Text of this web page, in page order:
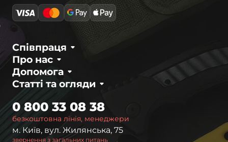
Про нас
Співпраця
Статті та огляди
Допомога
безкоштовна лінія, менеджери
0 800 33 08 38
м. Київ, вул. Жилянська, 75
звернення з загальних питань